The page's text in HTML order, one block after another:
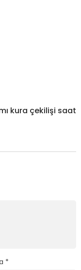
kura çekilişi saat
*